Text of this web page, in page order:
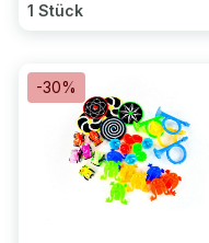
1 Stück
-30%